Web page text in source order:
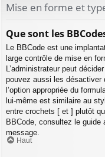
Mise en forme et
Que sont les
Le BBCode est une
large contrôle de mise en
L’administrateur peut
pouvez aussi les désactiver
l’option appropriée du
lui-même est similaire au
entre crochets [ et ] plutôt
BBCode, consultez le guide
message.
Haut